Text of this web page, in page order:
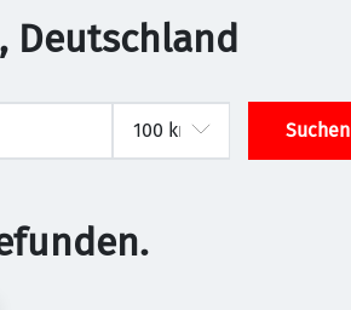
Deutschland
Suchen